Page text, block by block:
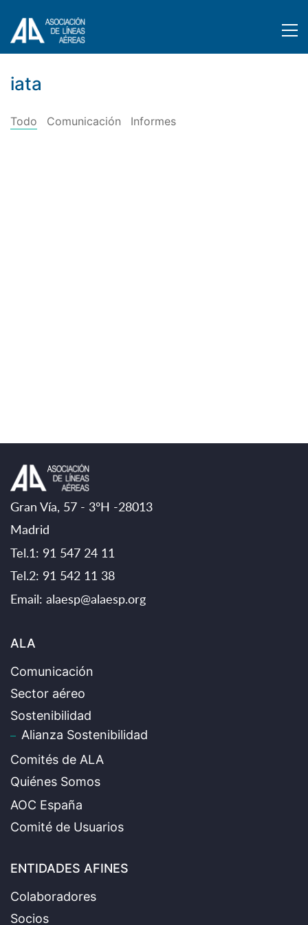
iata
Todo Comunicación Informes
Gran Vía, 57 - 3ºH -28013
Madrid
Tel.1: 91 547 24 11
Tel.2: 91 542 11 38
Email: alaesp@alaesp.org
ALA
Comunicación
Sector aéreo
Sostenibilidad
Alianza Sostenibilidad
Comités de ALA
Quiénes Somos
AOC España
Comité de Usuarios
ENTIDADES AFINES
Colaboradores
Socios